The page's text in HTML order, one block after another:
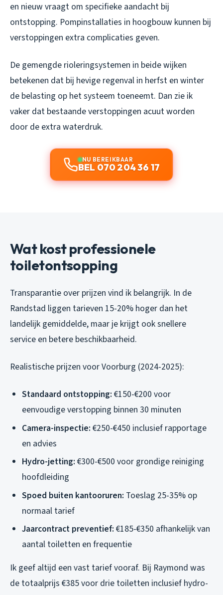
en nieuw vraagt om specifieke aandacht bij
ontstopping. Pompinstallaties in hoogbouw kunnen bij
verstoppingen extra complicaties geven.
De gemengde rioleringsystemen in beide wijken
betekenen dat bij hevige regenval in herfst en winter
de belasting op het systeem toeneemt. Dan zie ik
vaker dat bestaande verstoppingen acuut worden
door de extra waterdruk.
NU BEREIKBAAR
BEL 070 204 36 17
Wat kost professionele
toiletontsopping
Transparantie over prijzen vind ik belangrijk. In de
Randstad liggen tarieven 15-20% hoger dan het
landelijk gemiddelde, maar je krijgt ook snellere
service en betere beschikbaarheid.
Realistische prijzen voor Voorburg (2024-2025):
Standaard ontstopping: €150-€200 voor
eenvoudige verstopping binnen 30 minuten
Camera-inspectie: €250-€450 inclusief rapportage
en advies
Hydro-jetting: €300-€500 voor grondige reiniging
hoofdleiding
Spoed buiten kantooruren: Toeslag 25-35% op
normaal tarief
Jaarcontract preventief: €185-€350 afhankelijk van
aantal toiletten en frequentie
Ik geef altijd een vast tarief vooraf. Bij Raymond was
de totaalprijs €385 voor drie toiletten inclusief hydro-